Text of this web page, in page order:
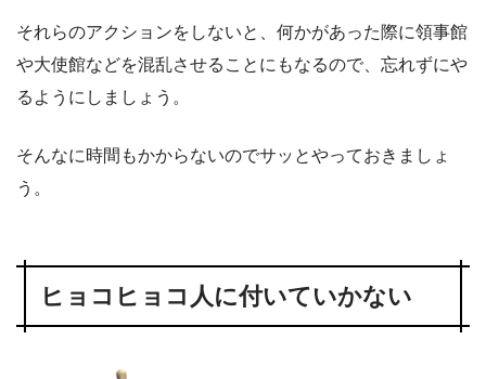
それらのアクションをしないと、何かがあった際に領事館
や大使館などを混乱させることにもなるので、忘れずにや
るようにしましょう。
そんなに時間もかからないのでサッとやっておきましょ
う。
ヒョコヒョコ人に付いていかない